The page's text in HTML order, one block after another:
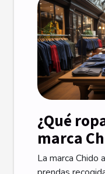
¿Qué
marca
La marca Chido